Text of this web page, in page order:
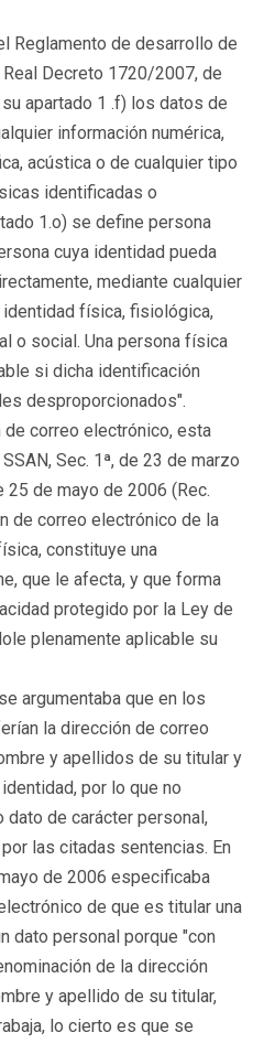
Reglamento de desarrollo de
Decreto 1720/2007, de
apartado 1 .f) los datos de
información numérica,
acústica o de cualquier tipo
identificadas o
1.o) se define persona
cuya identidad pueda
mediante cualquier
física, fisiológica,
o social. Una persona física
si dicha identificación
desproporcionados".
de correo electrónico, esta
Sec. 1ª, de 23 de marzo
de mayo de 2006 (Rec.
de correo electrónico de la
constituye una
que le afecta, y que forma
protegido por la Ley de
plenamente aplicable su
argumentaba que en los
la dirección de correo
y apellidos de su titular y
por lo que no
de carácter personal,
las citadas sentencias. En
de 2006 especificaba
de que es titular una
dato personal porque "con
de la dirección
y apellido de su titular,
lo cierto es que se